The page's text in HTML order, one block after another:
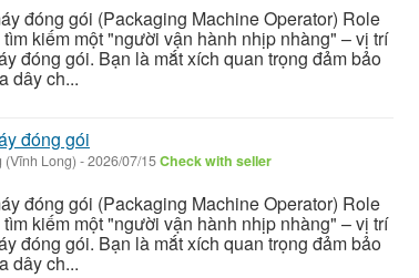
đóng gói (Packaging Machine Operator) Role
kiếm một "người vận hành nhịp nhàng" – vị trí
đóng gói. Bạn là mắt xích quan trọng đảm bảo
dây ch...
đóng gói
(Vĩnh Long) -2026/07/15Check with seller
đóng gói (Packaging Machine Operator) Role
kiếm một "người vận hành nhịp nhàng" – vị trí
đóng gói. Bạn là mắt xích quan trọng đảm bảo
dây ch...